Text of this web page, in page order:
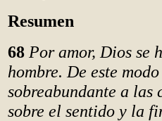
Resumen
68 Por amor, Dios se
hombre. De este
sobreabundante a las
sobre el sentido y la